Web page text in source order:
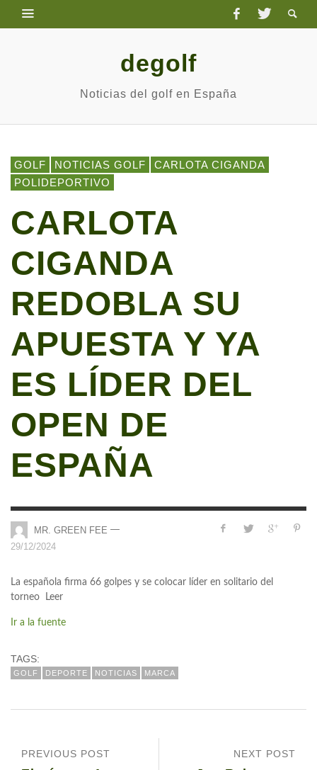
degolf
Noticias del golf en España
GOLF NOTICIAS GOLF
CARLOTA CIGANDA
POLIDEPORTIVO
CARLOTA
CIGANDA
REDOBLA SU
APUESTA Y YA
ES LÍDER DEL
OPEN DE
ESPAÑA
MR. GREEN FEE —
29/12/2024
La española firma 66 golpes y se colocar líder en solitario del
torneo Leer
Ir a la fuente
TAGS:
GOLF DEPORTE NOTICIAS MARCA
NEXT POST
PREVIOUS POST